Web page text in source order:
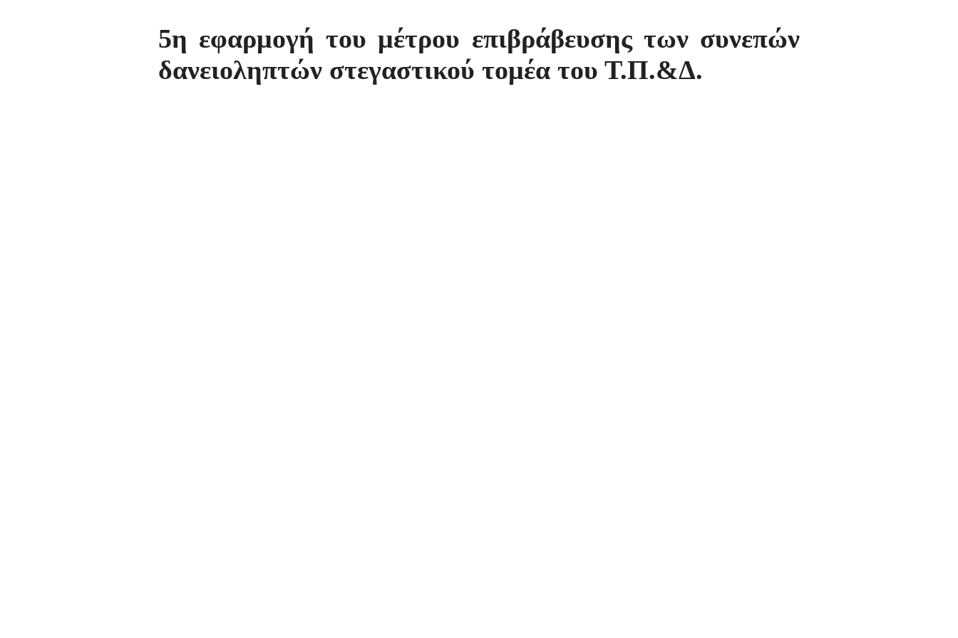
5η εφαρμογή του μέτρου επιβράβευσης των συνεπών
δανειοληπτών στεγαστικού τομέα του Τ.Π.&Δ.